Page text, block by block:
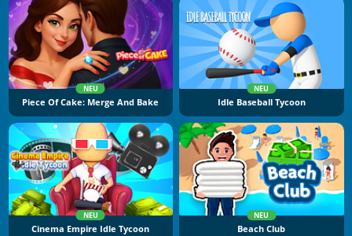
NEU
Piece Of Cake: Merge And Bake
NEU
Idle Baseball Tycoon
NEU
Cinema Empire Idle Tycoon
NEU
Beach Club